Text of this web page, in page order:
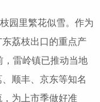
园里繁花似雪。作为
荔枝出口的重点产
雷岭镇已推动当地
顺丰、京东等知名
为上市季做好准